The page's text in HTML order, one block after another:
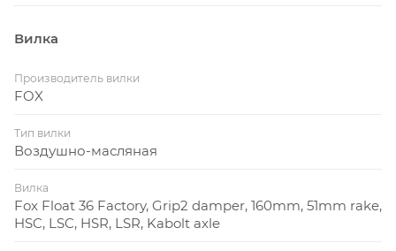
Вилка
Производитель вилки
FOX
Тип вилки
Воздушно-масляная
Вилка
Fox Float 36 Factory, Grip2 damper, 160mm, 51mm rake,
HSC, LSC, HSR, LSR, Kabolt axle